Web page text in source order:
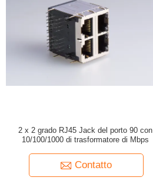
2 x 2 grado RJ45 Jack del porto 90 con
10/100/1000 di trasformatore di Mbps
Contatto